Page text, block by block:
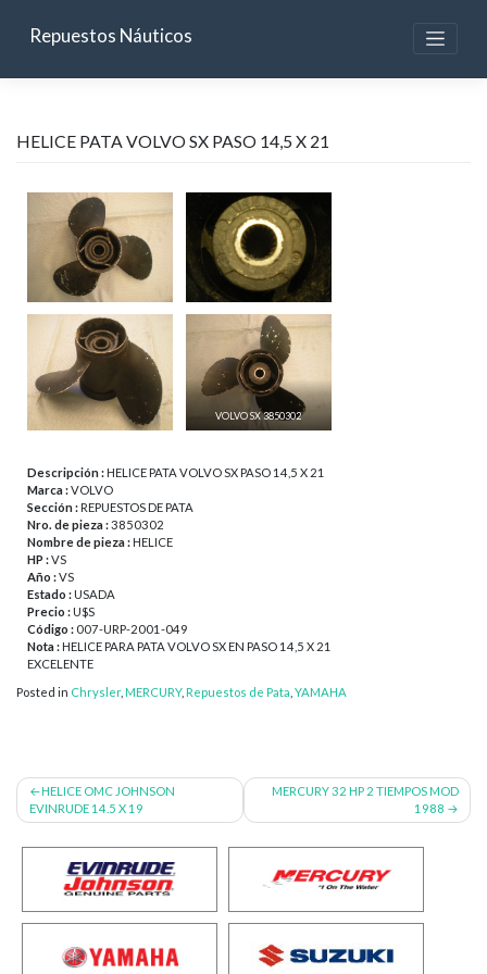
contentRepuestos Náuticos
HELICE PATA VOLVO SX PASO 14,5 X 21
VOLVO SX 3850302
Descripción :HELICE PATA VOLVO SX PASO 14,5 X 21
Marca :VOLVO
Sección :REPUESTOS DE PATA
Nro. de pieza :3850302
Nombre de pieza :HELICE
HP :VS
Año :VS
Estado :USADA
Precio :U$S
Código : 007-URP-2001-049
Nota :HELICE PARA PATA VOLVO SX EN PASO 14,5 X 21
EXCELENTE
Posted in Chrysler, MERCURY, Repuestos de Pata YAMAHA
Navegación
de
entradas
HELICE OMC JOHNSON
EVINRUDE 14.5 X 19
MERCURY 32 HP 2 TIEMPOS MOD
1988